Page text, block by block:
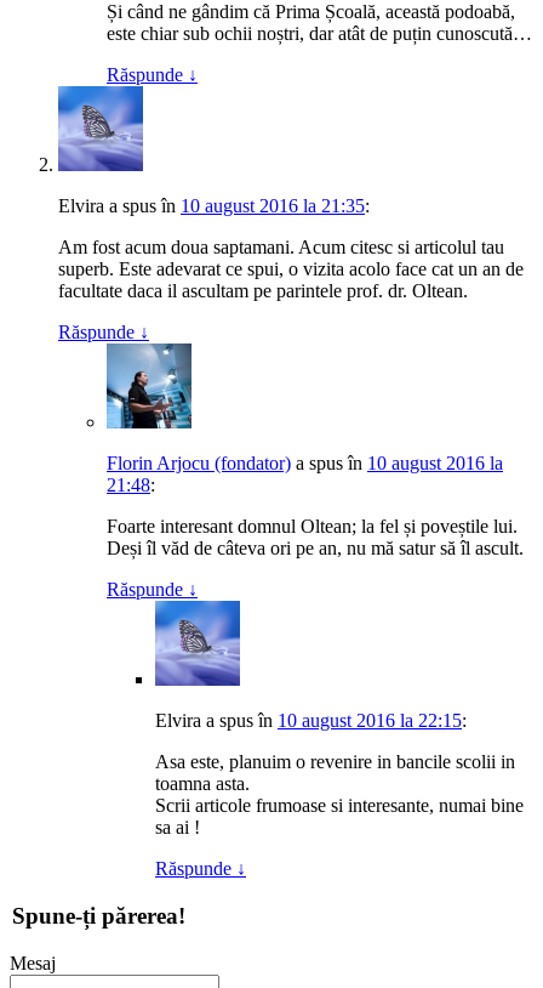
Și când ne gândim că Prima Școală, această podoabă,
este chiar sub ochii noștri, dar atât de puțin cunoscută…
Răspunde ↓
Elvira a spusîn 10 august 2016 la 21:35:
Am fost acum doua saptamani. Acum citesc si articolul tau
superb. Este adevarat ce spui, o vizita acolo face cat un an de
facultate daca il ascultam pe parintele prof. dr. Oltean.
Răspunde ↓
Florin Arjocu (fondator) a spusîn 10 august 2016 la
21:48:
Foarte interesant domnul Oltean; la fel și poveștile lui.
Deși îl văd de câteva ori pe an, nu mă satur să îl ascult.
Răspunde ↓
Elvira a spusîn 10 august 2016 la 22:15:
Asa este, planuim o revenire in bancile scolii in
toamna asta.
Scrii articole frumoase si interesante, numai bine
sa ai !
Răspunde ↓
Spune-ți părerea!
Mesaj